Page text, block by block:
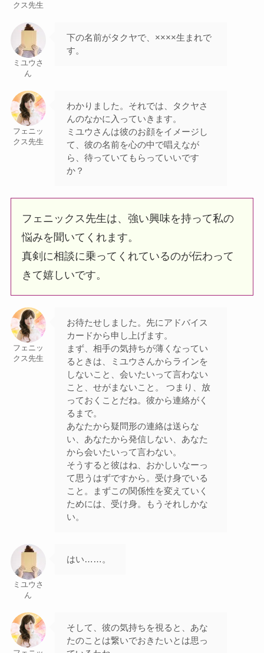
クス先生
ミユウさ
ん
下の名前がタクヤで、××××生まれで
す。
フェニッ
クス先生
わかりました。それでは、タクヤさ
んのなかに入っていきます。
ミユウさんは彼のお顔をイメージし
て、彼の名前を心の中で唱えなが
ら、待っていてもらっていいです
か？
フェニックス先生は、強い興味を持って私の
悩みを聞いてくれます。
真剣に相談に乗ってくれているのが伝わって
きて嬉しいです。
フェニッ
クス先生
お待たせしました。先にアドバイス
カードから申し上げます。
まず、相手の気持ちが薄くなってい
るときは、ミユウさんからラインを
しないこと、会いたいって言わない
こと、せがまないこと。 つまり、放
っておくことだね。彼から連絡がく
るまで。
あなたから疑問形の連絡は送らな
い、あなたから発信しない、あなた
から会いたいって言わない。
そうすると彼はね、おかしいなーっ
て思うはずですから。受け身でいる
こと。まずこの関係性を変えていく
ためには、受け身。もうそれしかな
い。
ミユウさ
ん
はい……。
そして、彼の気持ちを視ると、あな
たのことは繋いでおきたいとは思っ